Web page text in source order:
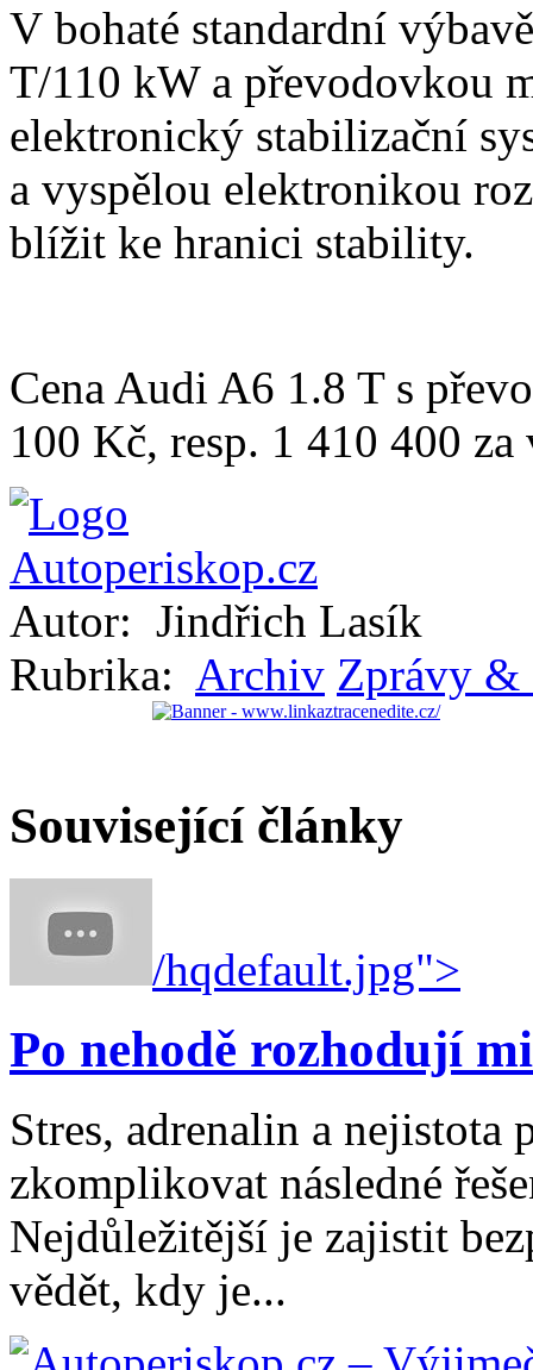
V bohaté standardní
T/110 kW a převodovkou
elektronický stabilizační
a vyspělou elektronikou
blížit ke hranici stability.
Cena Audi A6 1.8 T s
100 Kč, resp. 1 410 400
Autor: Jindřich Lasík
Rubrika: Archiv Zprávy &
Související články
/hqdefault.jpg">
Po nehodě rozhodují
Stres, adrenalin a nejistota
zkomplikovat následné
Nejdůležitější je zajistit
vědět, kdy je...